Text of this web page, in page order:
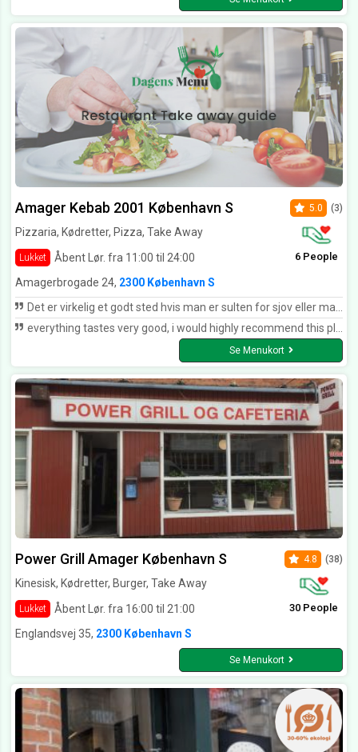
Amager Kebab 2001 København S
Pizzaria, Kødretter, Pizza, Take Away
Lukket Åbent Lør. fra 11:00 til 24:00
5.0 (3)
6 People
Amagerbrogade 24, 2300 København S
Det er virkelig et godt sted hvis man er sulten for sjov eller man har glemt at tage mad op af fryseren jeg anbefaler ihvert fald dette sted
everything tastes very good, i would highly recommend this place
Se Menukort
Power Grill Amager København S
Kinesisk, Kødretter, Burger, Take Away
Lukket Åbent Lør. fra 16:00 til 21:00
4.8 (38)
30 People
Englandsvej 35, 2300 København S
Se Menukort